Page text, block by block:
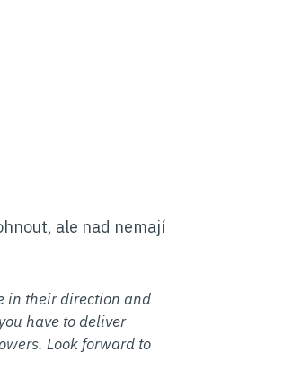
ale nad nemají
in their direction and
have to deliver
Look forward to